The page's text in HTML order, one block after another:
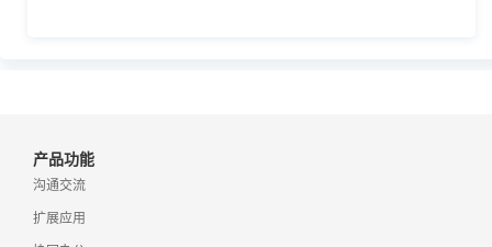
产品功能
沟通交流
扩展应用